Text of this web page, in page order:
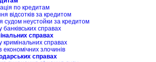
по кредитам
відсотків за кредитом
судом неустойки за кредитом
банківських справах
справах
кримінальних справах
економічних злочинів
справах